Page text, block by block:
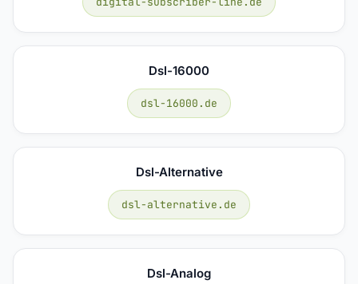
Dsl-16000
dsl-16000.de
Dsl-Alternative
dsl-alternative.de
Dsl-Analog